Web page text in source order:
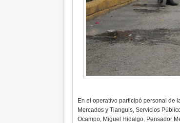
En el operativo participó personal de
Mercados y Tianguis, Servicios
Ocampo, Miguel Hidalgo, Pensador